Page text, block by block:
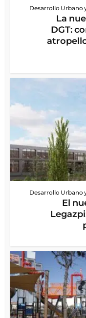
Desarrollo Urbano
La
DGT:
Desarrollo Urbano
El